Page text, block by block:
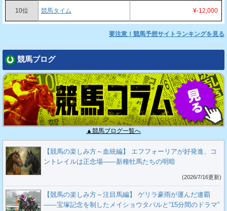
10位 競馬タイム ¥-12,000
要注意！競馬予想サイトランキングを見る
競馬ブログ
▲競馬ブログ一覧へ
【競馬の楽しみ方～血統編】 エフフォーリアが好発進、コ
ントレイルは正念場――新種牡馬たちの明暗
(2026/7/16更新)
【競馬の楽しみ方～注目馬編】 ゲリラ豪雨が運んだ連覇
――宝塚記念を制したメイショウタバルと“15分間のドラマ”